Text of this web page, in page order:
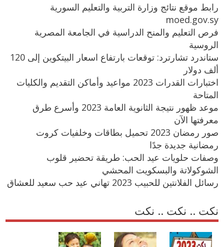
رابط موقع نتائج وزارة التربية والتعليم السورية
moed.gov.sy
فرص التعليم والمنح الدراسية في الجامعة المصرية
الروسية
ستاندرد تشارترد: توقعات بارتفاع اسعار البيتكوين إلى 120
ألف دولار
اختبارات القدرات 2023 مواعيد وأماكن التقديم والكليات
المتاحة
موعد ظهور نتيجة الثانوية العامة 2023 وأسرع طرق
معرفتها الآن
صور رمضان 2023 تحميل بطاقات وخلفيات كروت
رمضانية جديدة جدًا
وصفات حلويات عيد الحب: طريقة تحضير قلوب
الشوكولاتة والبسكويت المحشي
رسائل الفلانتين للحبيب 2023 تهاني عيد حب سعيد للعشاق
نكت .. نكت .. نكت